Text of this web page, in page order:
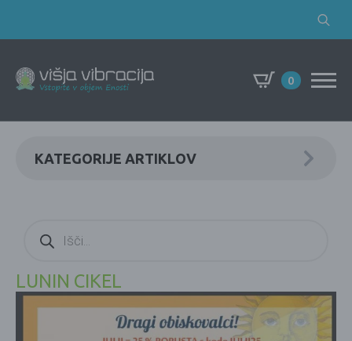
Search
0
KATEGORIJE ARTIKLOV
search
LUNIN CIKEL